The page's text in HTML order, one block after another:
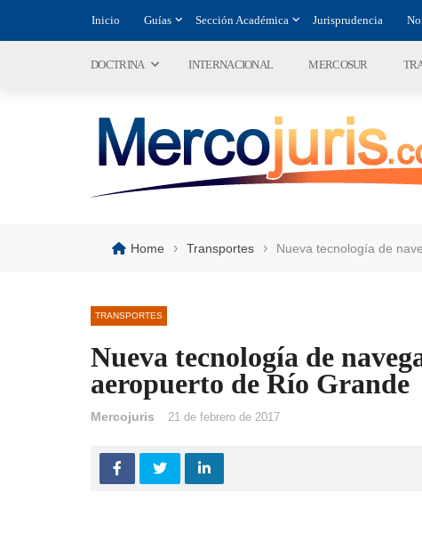
Inicio Guías Sección Académica Jurisprudencia
DOCTRINA INTERNACIONAL MERCOSUR
Home › Transportes › Nueva tecnología de
TRANSPORTES
Nueva tecnología de
aeropuerto de Río Grande
Mercojuris 21 de febrero de 2017